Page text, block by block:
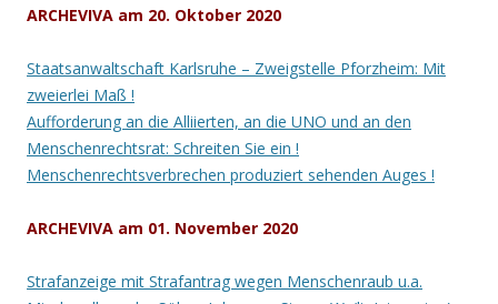
ARCHEVIVA am 20. Oktober 2020
Staatsanwaltschaft Karlsruhe – Zweigstelle Pforzheim: Mit
zweierlei Maß !
Aufforderung an die Alliierten, an die UNO und an den
Menschenrechtsrat: Schreiten Sie ein !
Menschenrechtsverbrechen produziert sehenden Auges !
ARCHEVIVA am 01. November 2020
Strafanzeige mit Strafantrag wegen Menschenraub u.a.